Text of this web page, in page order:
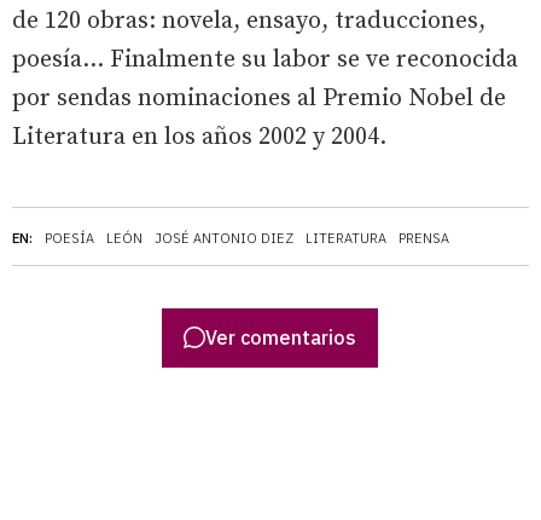
EN: POESÍA LEÓN JOSÉ ANTONIO DIEZ LITERATURA PRENSA
de 120 obras: novela, ensayo, traducciones,
poesía… Finalmente su labor se ve reconocida
por sendas nominaciones al Premio Nobel de
Literatura en los años 2002 y 2004.
Ver comentarios